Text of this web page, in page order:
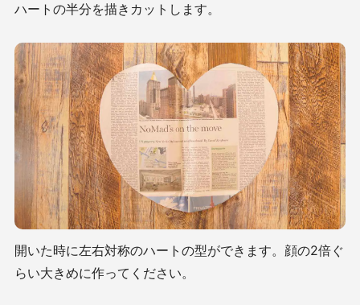
ハートの半分を描きカットします。
開いた時に左右対称のハートの型ができます。顔の2倍ぐ
らい大きめに作ってください。